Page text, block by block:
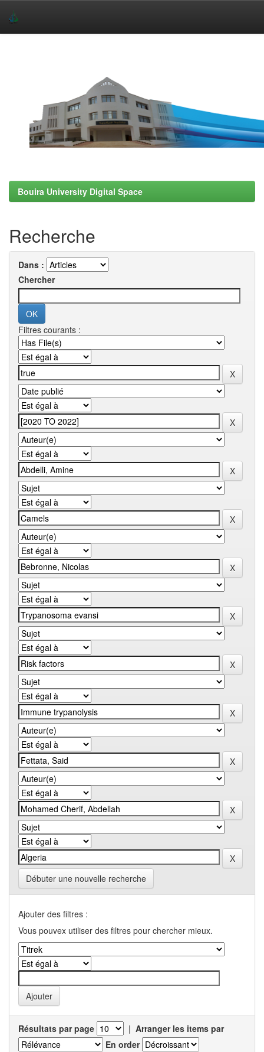
Bouira University Digital Space
Recherche
Dans :
Chercher
Filtres courants :
Débuter une nouvelle recherche
Ajouter des filtres :
Vous pouvex utiliser des filtres pour chercher mieux.
Résultats par page | Arranger les items par
En order